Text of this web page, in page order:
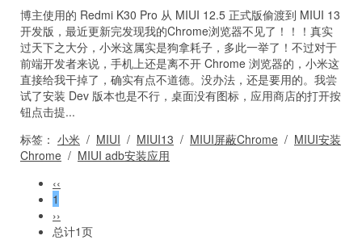
博主使用的 Redmi K30 Pro 从 MIUI 12.5 正式版偷渡到 MIUI 13
开发版，最近更新完发现我的Chrome浏览器不见了！！！真实
过天下之大分，小米这属实是狗拿耗子，多此一举了！不过对于
前端开发者来说，手机上还是离不开 Chrome 浏览器的，小米这
直接给我干掉了，确实有点不道德。没办法，还是要用的。我尝
试了安装 Dev 版本也是不行，桌面没有图标，应用商店的打开按
钮点击提...
标签： 小米 / MIUI / MIUI13 / MIUI屏蔽Chrome / MIUI安装
Chrome / MIUI adb安装应用
‹‹
1
››
总计1页